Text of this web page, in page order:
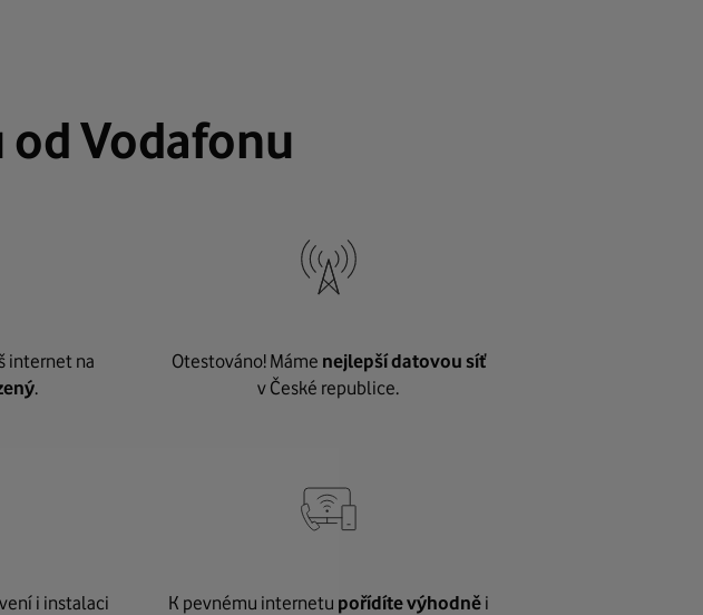
Vodafonu
internet na
.
Otestováno! Máme nejlepší datovou síť
v České republice.
i instalaci
K pevnému internetu pořídíte výhodněi